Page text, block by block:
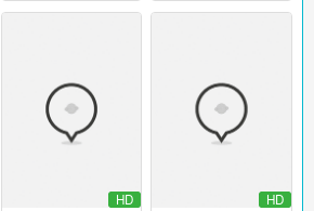
HD HD